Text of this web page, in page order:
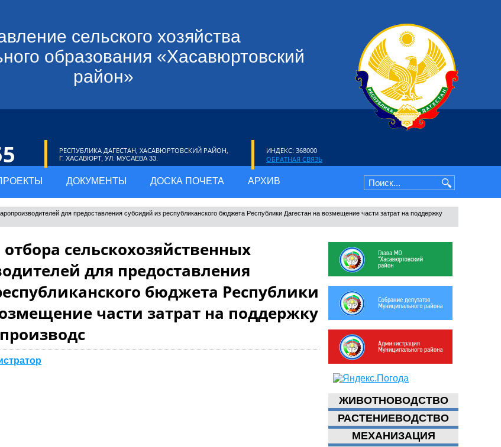
сельского хозяйства
образования «Хасавюртовский
район»
РЕСПУБЛИКА ДАГЕСТАН, ХАСАВЮРТОВСКИЙ РАЙОН,
Г. ХАСАВЮРТ, УЛ. МУСАЕВА 33.
ИНДЕКС: 368000
ОБРАТНАЯ СВЯЗЬ
ДОКУМЕНТЫ ДОСКА ПОЧЕТА АРХИВ
для предоставления субсидий из республиканского бюджета Республики Дагестан на возмещение части затрат на поддержку
ЖИВОТНОВОДСТВО
РАСТЕНИЕВОДСТВО
МЕХАНИЗАЦИЯ
сельскохозяйственных
для предоставления
бюджета Республики
части затрат на поддержку